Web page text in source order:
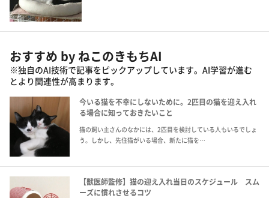
おすすめ by ねこのきもちAI
※独自のAI技術で記事をピックアップしています。AI学習が進む
とより関連性が高まります。
今いる猫を不幸にしないために。2匹目の猫を迎え入れ
る場合に知っておきたいこと
猫の飼い主さんのなかには、2匹目を検討している人もいるでしょ
う。しかし、先住猫がいる場合、新たに猫を…
【獣医師監修】猫の迎え入れ当日のスケジュール スム
ーズに慣れさせるコツ